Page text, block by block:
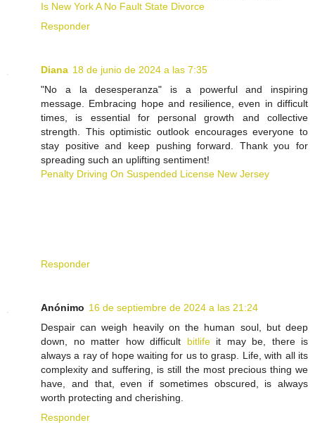
Is New York A No Fault State Divorce
Responder
Diana 18 de junio de 2024 a las 7:35
"No a la desesperanza" is a powerful and inspiring
message. Embracing hope and resilience, even in difficult
times, is essential for personal growth and collective
strength. This optimistic outlook encourages everyone to
stay positive and keep pushing forward. Thank you for
spreading such an uplifting sentiment!
Penalty Driving On Suspended License New Jersey
Responder
Anónimo 16 de septiembre de 2024 a las 21:24
Despair can weigh heavily on the human soul, but deep
down, no matter how difficult bitlifeit may be, there is
always a ray of hope waiting for us to grasp. Life, with all its
complexity and suffering, is still the most precious thing we
have, and that, even if sometimes obscured, is always
worth protecting and cherishing.
Responder